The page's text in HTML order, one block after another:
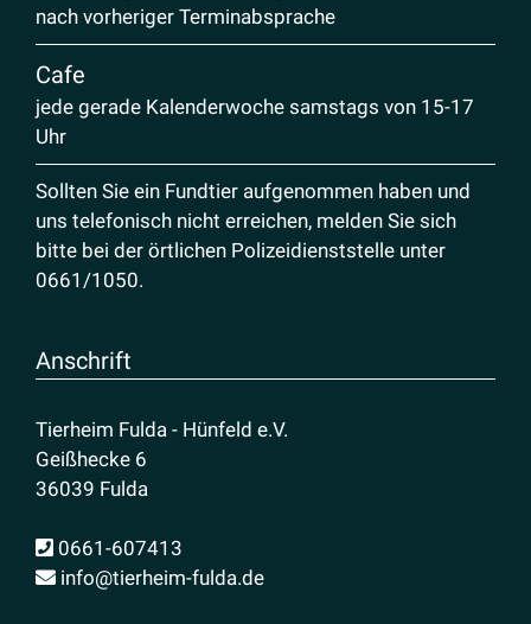
nach vorheriger Terminabsprache
Cafe
jede gerade Kalenderwoche samstags von 15-17
Uhr
Sollten Sie ein Fundtier aufgenommen haben und
uns telefonisch nicht erreichen, melden Sie sich
bitte bei der örtlichen Polizeidienststelle unter
0661/1050.
Anschrift
Tierheim Fulda - Hünfeld e.V.
Geißhecke 6
36039 Fulda
0661-607413
info@tierheim-fulda.de